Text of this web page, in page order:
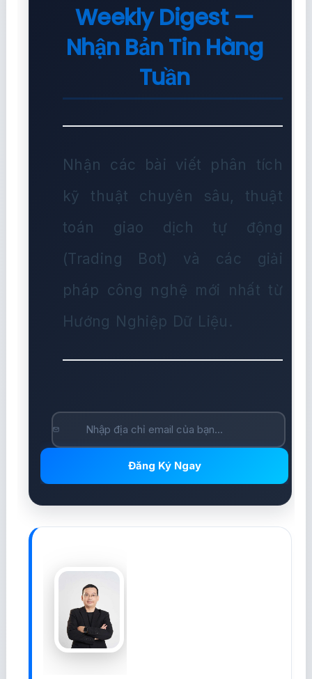
Weekly Digest —
Nhận Bản Tin Hàng
Tuần
Nhận các bài viết phân tích
kỹ thuật chuyên sâu, thuật
toán giao dịch tự động
(Trading Bot) và các giải
pháp công nghệ mới nhất từ
Hướng Nghiệp Dữ Liệu.
Đăng Ký Ngay